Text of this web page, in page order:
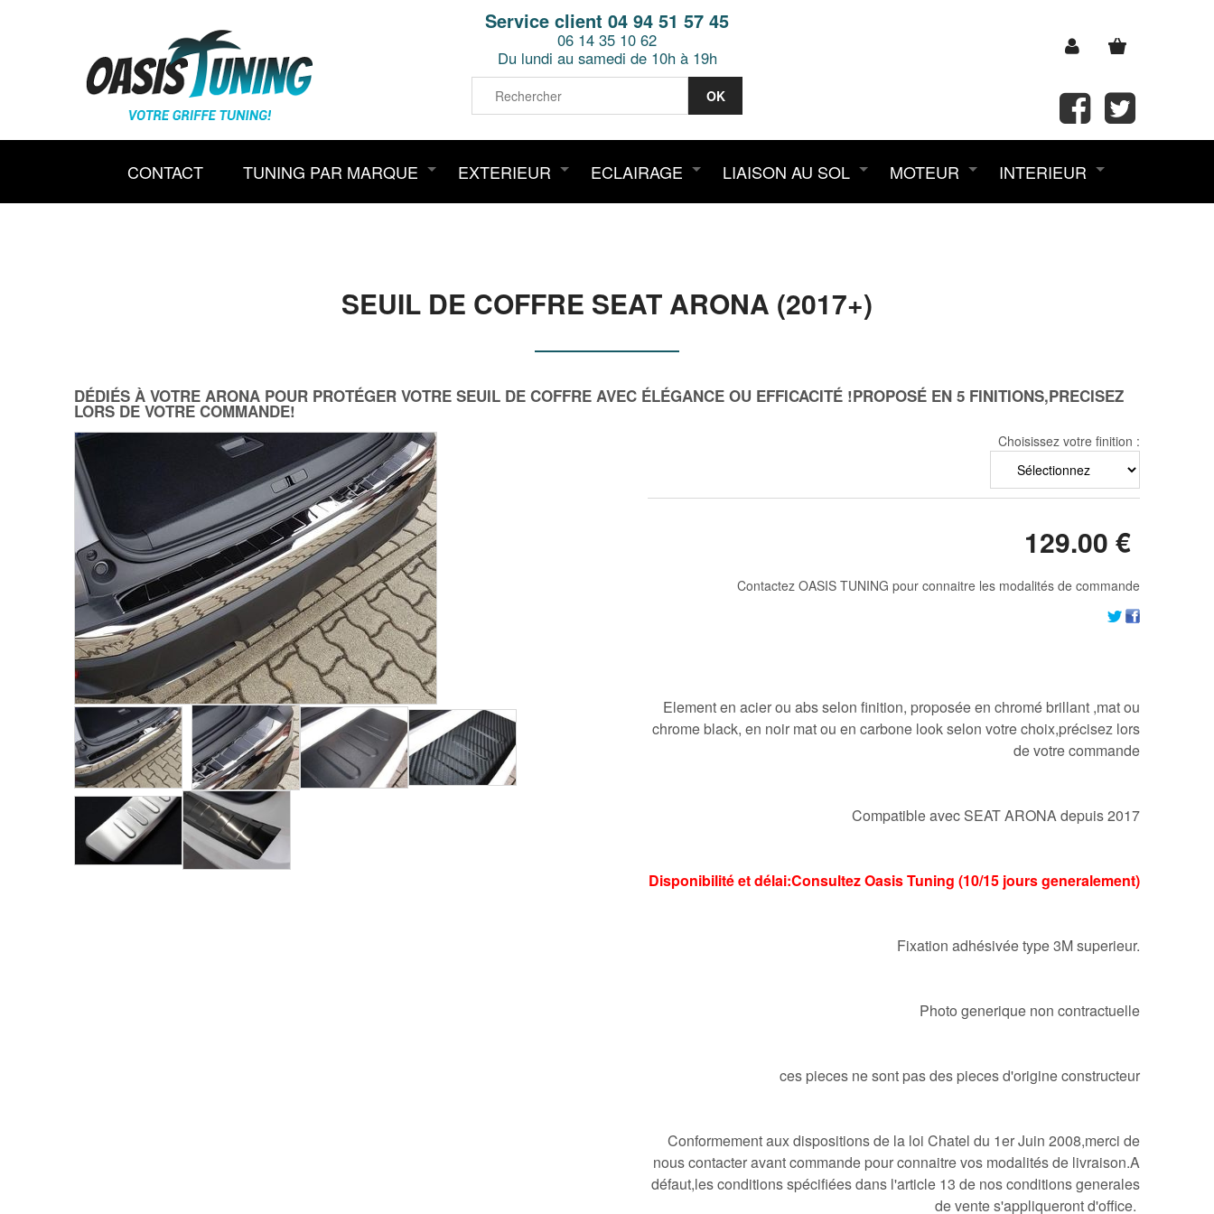
Service client 04 94 51 57 45
06 14 35 10 62
Du lundi au samedi de 10h à 19h
CONTACT TUNING PAR MARQUE EXTERIEUR ECLAIRAGE LIAISON AU SOL MOTEUR INTERIEUR
SEUIL DE COFFRE SEAT ARONA (2017+)
DÉDIÉS À VOTRE ARONA POUR PROTÉGER VOTRE SEUIL DE COFFRE AVEC ÉLÉGANCE OU EFFICACITÉ !PROPOSÉ EN 5 FINITIONS,PRECISEZ
LORS DE VOTRE COMMANDE!
Choisissez votre finition :
129.00 €
Contactez OASIS TUNING pour connaitre les modalités de commande
Element en acier ou abs selon finition, proposée en chromé brillant ,mat ou
chrome black, en noir mat ou en carbone look selon votre choix,précisez lors
de votre commande
Compatible avec SEAT ARONA depuis 2017
Disponibilité et délai:Consultez Oasis Tuning (10/15 jours generalement)
Fixation adhésivée type 3M superieur.
Photo generique non contractuelle
ces pieces ne sont pas des pieces d'origine constructeur
Conformement aux dispositions de la loi Chatel du 1er Juin 2008,merci de
nous contacter avant commande pour connaitre vos modalités de livraison.A
défaut,les conditions spécifiées dans l'article 13 de nos conditions generales
de vente s'appliqueront d'office.